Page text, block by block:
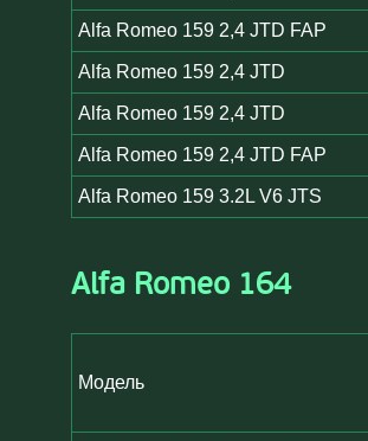
Alfa Romeo 159 2,4 JTD FAP
Alfa Romeo 159 2,4 JTD
Alfa Romeo 159 2,4 JTD
Alfa Romeo 159 2,4 JTD FAP
Alfa Romeo 159 3.2L V6 JTS
Alfa Romeo 164
Модель